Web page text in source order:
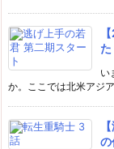
い
か。ここでは北米アジ
の